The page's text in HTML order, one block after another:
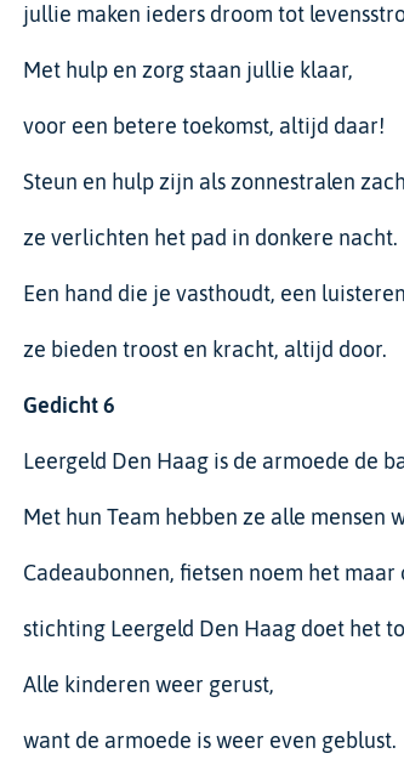
jullie maken ieders droom tot
Met hulp en zorg staan jullie klaar,
voor een betere toekomst, altijd daar!
Steun en hulp zijn als zonnestralen
ze verlichten het pad in donkere nacht.
Een hand die je vasthoudt, een
ze bieden troost en kracht, altijd door.
Gedicht6
Leergeld Den Haag is de armoede de
Met hun Team hebben ze alle mensen
Cadeaubonnen, fietsen noem het maar
stichting Leergeld Den Haag doet het
Alle kinderen weer gerust,
want de armoede is weer even geblust.